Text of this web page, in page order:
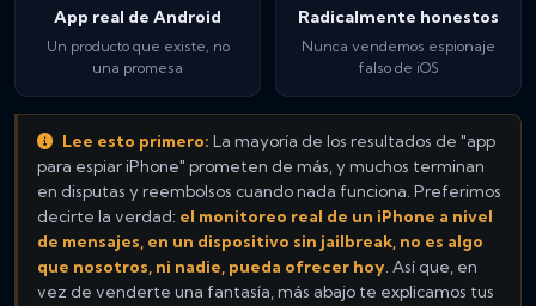
App real de Android
Un producto que existe, no
una promesa
Radicalmente honestos
Nunca vendemos espionaje
falso de iOS
Lee esto primero: La mayoría de los resultados de "app
para espiar iPhone" prometen de más, y muchos terminan
en disputas y reembolsos cuando nada funciona. Preferimos
decirte la verdad: el monitoreo real de un iPhone a nivel
de mensajes, en un dispositivo sin jailbreak, no es algo
que nosotros, ni nadie, pueda ofrecer hoy. Así que, en
vez de venderte una fantasía, más abajo te explicamos tus